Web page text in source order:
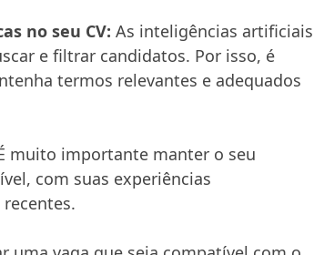
no seu CV: As inteligências artificiais
e filtrar candidatos. Por isso, é
termos relevantes e adequados
muito importante manter o seu
com suas experiências